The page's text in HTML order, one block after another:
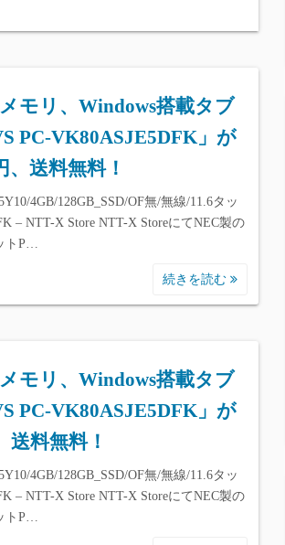
モリ、Windows搭載タブ
PC-VK80ASJE5DFK」が
送料無料！
4GB/128GB_SSD/OF無/無線/11.6タッ
– NTT-X Store NTT-X StoreにてNEC製の
トP…
続きを読む
モリ、Windows搭載タブ
PC-VK80ASJE5DFK」が
送料無料！
4GB/128GB_SSD/OF無/無線/11.6タッ
– NTT-X Store NTT-X StoreにてNEC製の
トP…